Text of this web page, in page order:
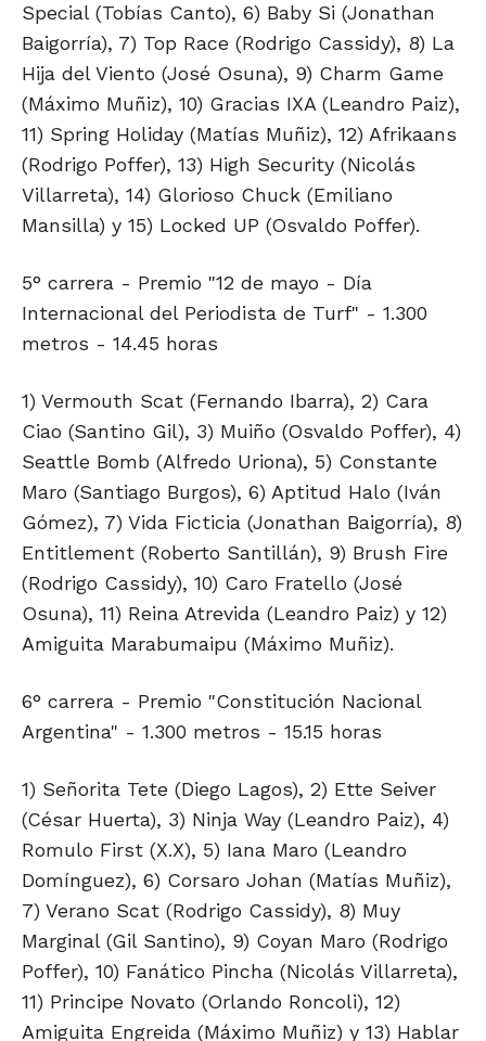
Special (Tobías Canto), 6) Baby Si (Jonathan
Baigorría), 7) Top Race (Rodrigo Cassidy), 8) La
Hija del Viento (José Osuna), 9) Charm Game
(Máximo Muñiz), 10) Gracias IXA (Leandro Paiz),
11) Spring Holiday (Matías Muñiz), 12) Afrikaans
(Rodrigo Poffer), 13) High Security (Nicolás
Villarreta), 14) Glorioso Chuck (Emiliano
Mansilla) y 15) Locked UP (Osvaldo Poffer).
5° carrera - Premio "12 de mayo - Día
Internacional del Periodista de Turf" - 1.300
metros - 14.45 horas
1) Vermouth Scat (Fernando Ibarra), 2) Cara
Ciao (Santino Gil), 3) Muiño (Osvaldo Poffer), 4)
Seattle Bomb (Alfredo Uriona), 5) Constante
Maro (Santiago Burgos), 6) Aptitud Halo (Iván
Gómez), 7) Vida Ficticia (Jonathan Baigorría), 8)
Entitlement (Roberto Santillán), 9) Brush Fire
(Rodrigo Cassidy), 10) Caro Fratello (José
Osuna), 11) Reina Atrevida (Leandro Paiz) y 12)
Amiguita Marabumaipu (Máximo Muñiz).
6° carrera - Premio "Constitución Nacional
Argentina" - 1.300 metros - 15.15 horas
1) Señorita Tete (Diego Lagos), 2) Ette Seiver
(César Huerta), 3) Ninja Way (Leandro Paiz), 4)
Romulo First (X.X), 5) Iana Maro (Leandro
Domínguez), 6) Corsaro Johan (Matías Muñiz),
7) Verano Scat (Rodrigo Cassidy), 8) Muy
Marginal (Gil Santino), 9) Coyan Maro (Rodrigo
Poffer), 10) Fanático Pincha (Nicolás Villarreta),
11) Principe Novato (Orlando Roncoli), 12)
Amiguita Engreida (Máximo Muñiz) y 13) Hablar